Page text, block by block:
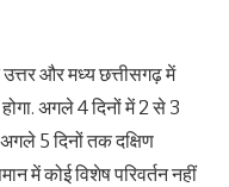
और मध्य छत्तीसगढ़ में
अगले 4 दिनों में 2 से 3
5 दिनों तक दक्षिण
में कोई विशेष परिवर्तन नहीं